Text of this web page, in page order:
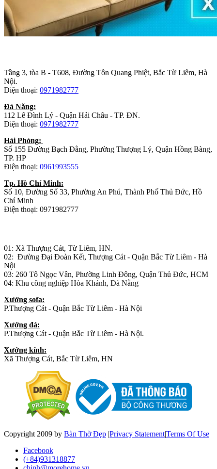
Tầng 3, tòa B - T608, Đường Tôn Quang Phiệt, Bắc Từ Liêm, Hà
Nội.
Điện thoại: 0971982777
Đà Năng:
112 Lê Đình Lý - Quận Hải Châu - TP. ĐN.
Điện thoại: 0971982777
Hải Phòng:
Số 155 Đường Bạch Đằng, Phường Thượng Lý, Quận Hồng Bàng,
TP. HP
Điện thoại: 0961993555
Tp. Hồ Chí Minh:
Số 10, Đường Số 33, Phường An Phú, Thành Phố Thủ Đức, Hồ
Chí Minh
Điện thoại: 0971982777
01: Xã Thượng Cát, Từ Liêm, HN.
02: Đường Đại Đoàn Kết, Thượng Cát - Quận Bắc Từ Liêm - Hà
Nội
03: 260 Tô Ngọc Vân, Phường Linh Đông, Quận Thủ Đức, HCM
04: Khu công nghiệp Hòa Khánh, Đà Nẵng
Xưởng sofa:
P.Thượng Cát - Quận Bắc Từ Liêm - Hà Nội
Xưởng đá:
P.Thượng Cát - Quận Bắc Từ Liêm - Hà Nội.
Xưởng kính:
Xã Thượng Cát, Bắc Từ Liêm, HN
Copyright 2009 by Bàn Thờ Đẹp |Privacy Statement|Terms Of Use
Facebook
(+84)931318877